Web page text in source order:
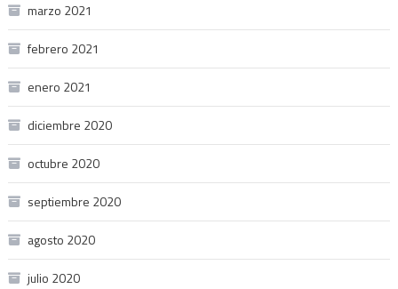
marzo 2021
febrero 2021
enero 2021
diciembre 2020
octubre 2020
septiembre 2020
agosto 2020
julio 2020